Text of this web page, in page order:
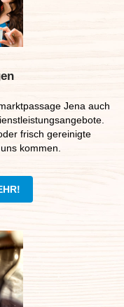
Jena auch
frisch gereinigte
kommen.